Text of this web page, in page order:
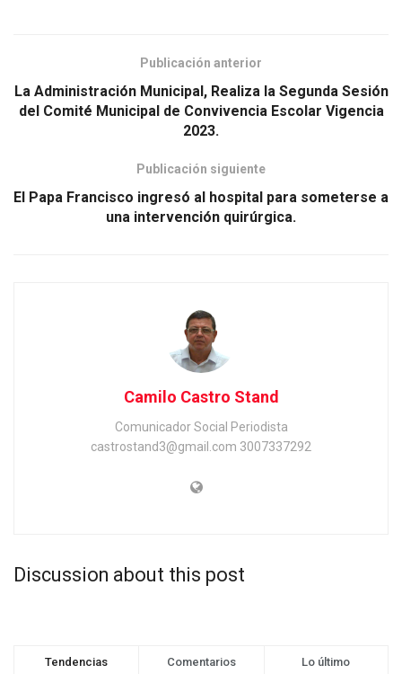
Publicación anterior
La Administración Municipal, Realiza la Segunda Sesión
del Comité Municipal de Convivencia Escolar Vigencia
2023.
Publicación siguiente
El Papa Francisco ingresó al hospital para someterse a
una intervención quirúrgica.
Camilo Castro Stand
Comunicador Social Periodista
castrostand3@gmail.com 3007337292
Discussion about this post
Tendencias Comentarios Lo último